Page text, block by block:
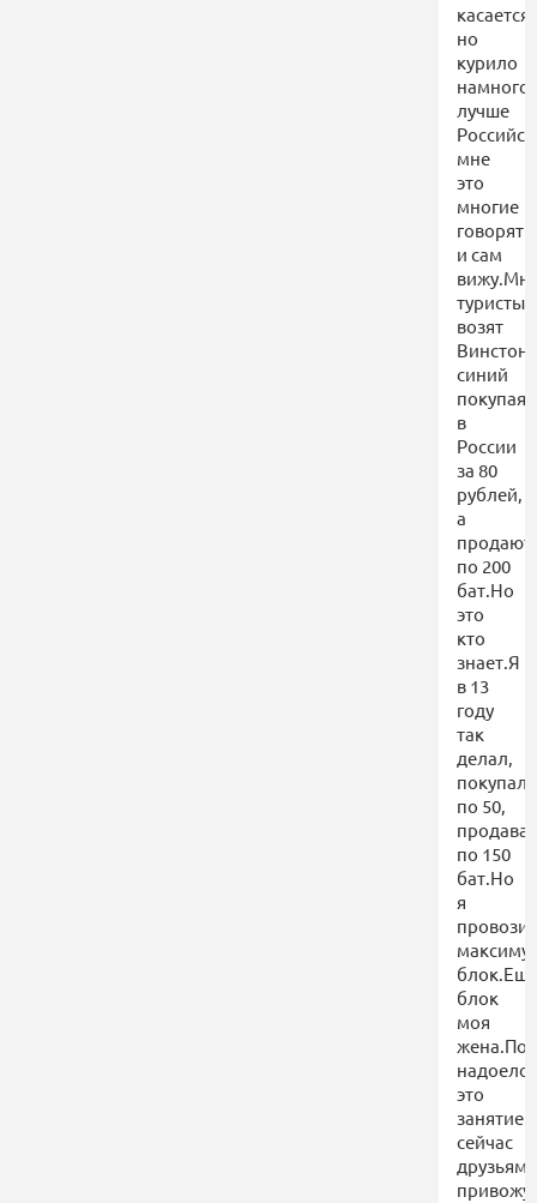
касается,
но
курило
намного
лучше
мне
это
многие
и сам
туристы
возят
Винстон
синий
покупая
в
России
за 80
рублей,
а
продают
по 200
бат.Но
это
кто
знает.Я
в 13
году
так
делал,
покупал
по 50,
по 150
бат.Но
я
блок
моя
надоело
это
занятие
сейчас
друзьям
привожу.